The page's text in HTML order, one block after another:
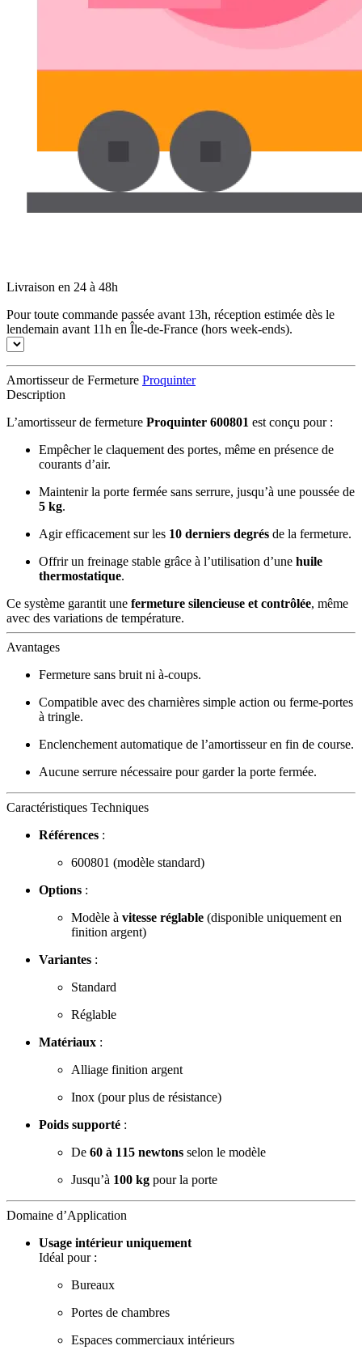
Livraison en 24 à 48h
Pour toute commande passée avant 13h, réception estimée dès le
lendemain avant 11h en Île-de-France (hors week-ends).
Amortisseur de Fermeture Proquinter
Description
L’amortisseur de fermeture Proquinter 600801 est conçu pour :
Empêcher le claquement des portes, même en présence de
courants d’air.
Maintenir la porte fermée sans serrure, jusqu’à une poussée de
5 kg.
Agir efficacement sur les 10 derniers degrés de la fermeture.
Offrir un freinage stable grâce à l’utilisation d’une huile
thermostatique.
Ce système garantit une fermeture silencieuse et contrôlée, même
avec des variations de température.
Avantages
Fermeture sans bruit ni à-coups.
Compatible avec des charnières simple action ou ferme-portes
à tringle.
Enclenchement automatique de l’amortisseur en fin de course.
Aucune serrure nécessaire pour garder la porte fermée.
Caractéristiques Techniques
Références :
600801 (modèle standard)
Options :
Modèle à vitesse réglable (disponible uniquement en
finition argent)
Variantes :
Standard
Réglable
Matériaux :
Alliage finition argent
Inox (pour plus de résistance)
Poids supporté :
De 60 à 115 newtons selon le modèle
Jusqu’à 100 kg pour la porte
Domaine d’Application
Usage intérieur uniquement
Idéal pour :
Bureaux
Portes de chambres
Espaces commerciaux intérieurs